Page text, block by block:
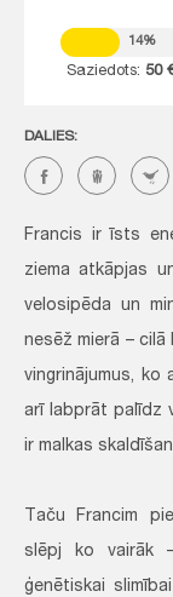
14%
Saziedots: 50
DALIES:
Francis ir īsts
ziema atkāpjas
velosipēda un
nesēž mierā –
vingrinājumus,
arī labprāt palīdz
ir malkas
Taču Francim
slēpj ko vairāk
ģenētiskai